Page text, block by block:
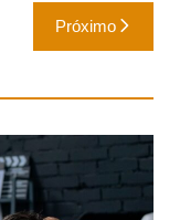
Próximo